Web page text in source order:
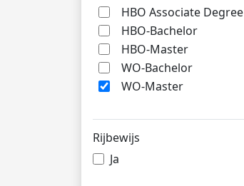
HBO Associate Degree
HBO-Bachelor
HBO-Master
WO-Bachelor
WO-Master
Rijbewijs
Ja